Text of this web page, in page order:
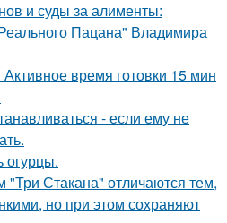
и суды за алименты:
Пацана" Владимира
время готовки 15 мин
- если ему не
огурцы.
Стакана" отличаются тем,
но при этом сохраняют